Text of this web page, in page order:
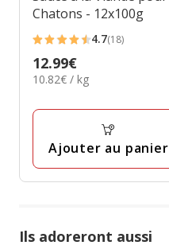
Chatons - 12x100g
4.7
étoiles
avec
18
4.7(18)
Prix
12.99€
12.99€
10.82€
Kg
10.82€ / kg
Ajouter au panier
Ils adoreront aussi